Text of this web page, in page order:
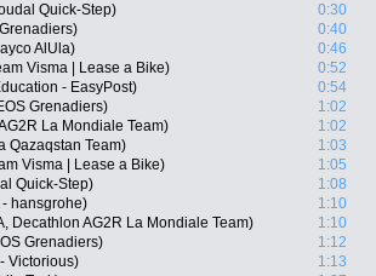
Quick-Step)
0:30
0:40
AlUla)
0:46
Visma | Lease a Bike)
0:52
- EasyPost)
0:54
Grenadiers)
1:02
La Mondiale Team)
1:02
Qazaqstan Team)
1:03
Visma | Lease a Bike)
1:05
Quick-Step)
1:08
- hansgrohe)
1:10
Decathlon AG2R La Mondiale Team)
1:10
Grenadiers)
1:12
Victorious)
1:13